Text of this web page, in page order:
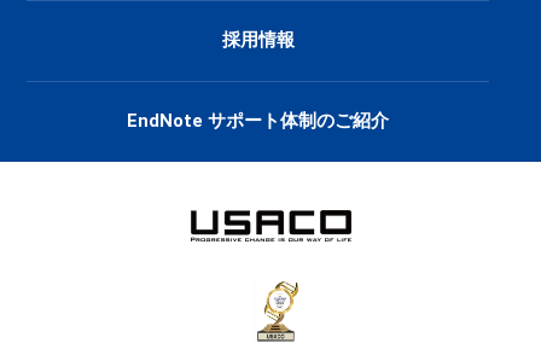
採用情報
EndNote サポート体制のご紹介